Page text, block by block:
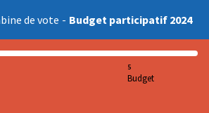
de vote - Budget participatif 2024
5
Budget